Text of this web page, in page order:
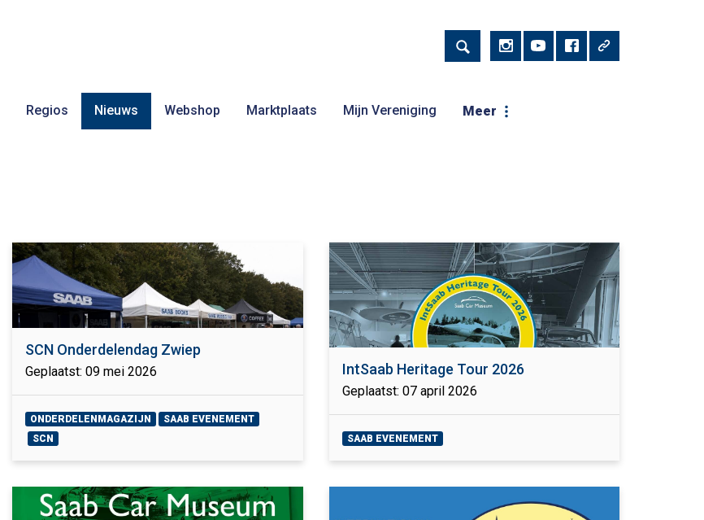
Regios Nieuws Webshop Marktplaats Mijn Vereniging Meer
SCN Onderdelendag Zwiep
Geplaatst: 09 mei 2026
ONDERDELENMAGAZIJN
SAAB EVENEMENT
SCN
IntSaab Heritage Tour 2026
Geplaatst: 07 april 2026
SAAB EVENEMENT